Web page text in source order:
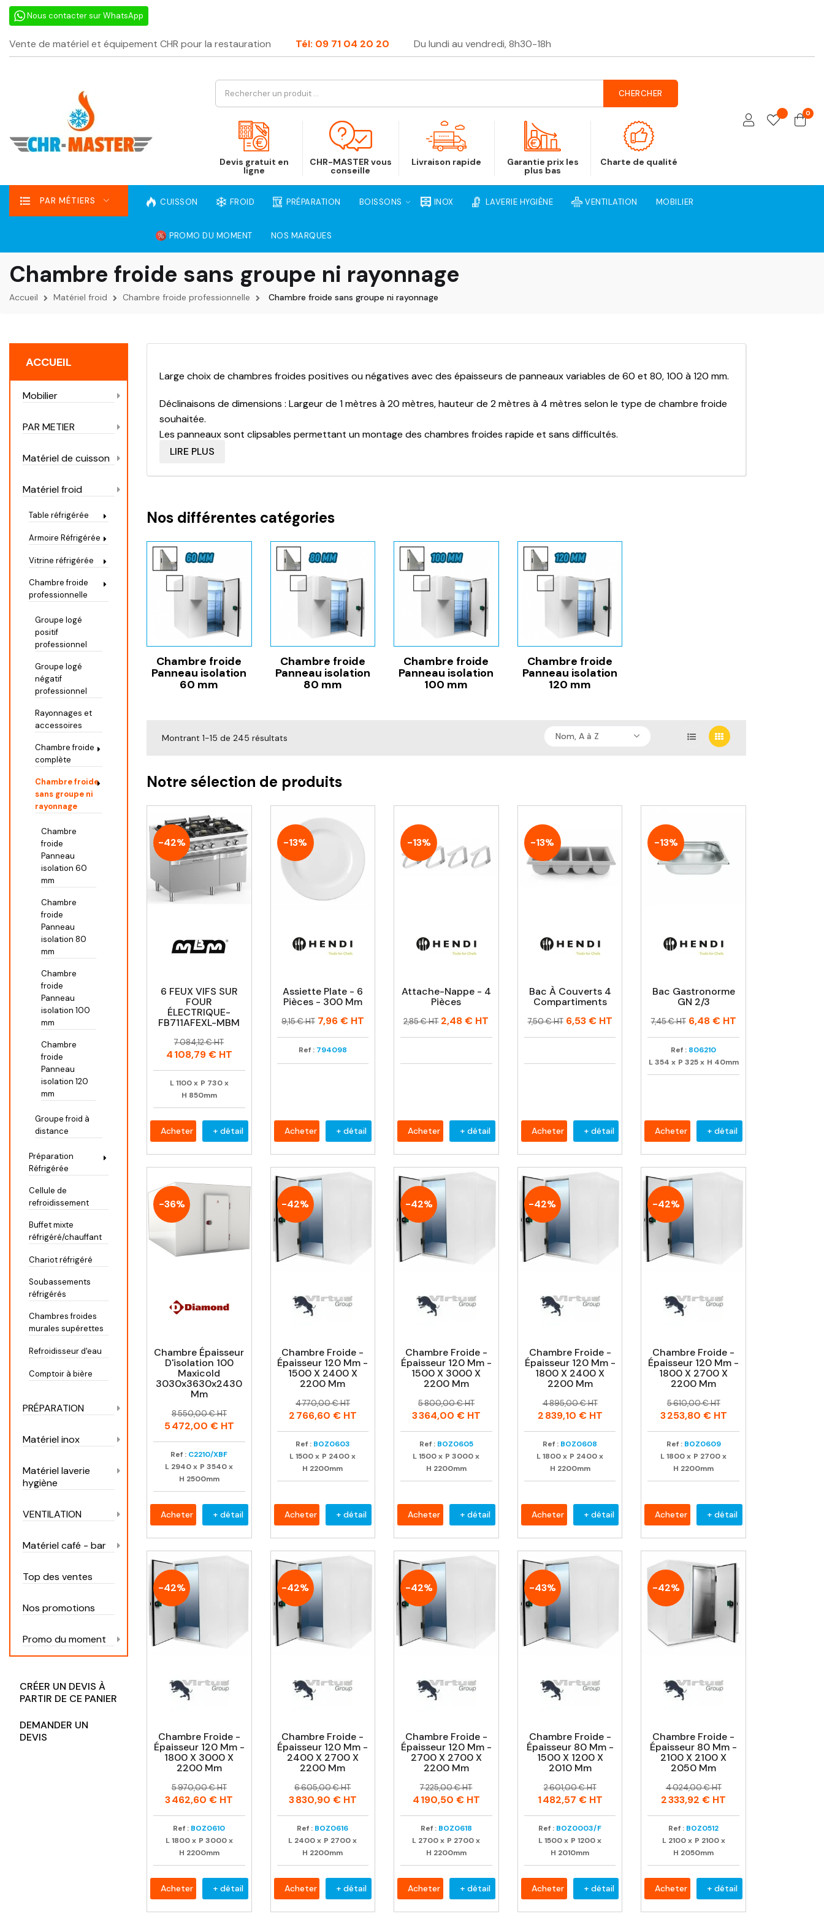
Nous contacter sur WhatsApp
Vente de matériel et équipement CHR pour la restauration Tél: 09 71 04 20 20 Du lundi au vendredi, 8h30-18h
CHERCHER
Devis gratuit en
ligne
CHR-MASTER vous
conseille
Livraison rapide Garantie prix les
plus bas
Charte de qualité
0
PAR MÉTIERS CUISSON FROID PRÉPARATION BOISSONS INOX LAVERIE HYGIÈNE VENTILATION MOBILIER
PROMO DU MOMENT NOS MARQUES
Chambre froide sans groupe ni rayonnage
Accueil Matériel froid Chambre froide professionnelle Chambre froide sans groupe ni rayonnage
ACCUEIL
Mobilier
PAR METIER
Matériel de cuisson
Matériel froid
Table réfrigérée
Armoire Réfrigérée
Vitrine réfrigérée
Chambre froide
professionnelle
Groupe logé
positif
professionnel
Groupe logé
négatif
professionnel
Rayonnages et
accessoires
Chambre froide
complète
Chambre froide
sans groupe ni
rayonnage
Chambre
froide
Panneau
isolation 60
mm
Chambre
froide
Panneau
isolation 80
mm
Chambre
froide
Panneau
isolation 100
mm
Chambre
froide
Panneau
isolation 120
mm
Groupe froid à
distance
Préparation
Réfrigérée
Cellule de
refroidissement
Buffet mixte
réfrigéré/chauffant
Chariot réfrigéré
Soubassements
réfrigérés
Chambres froides
murales supérettes
Refroidisseur d'eau
Comptoir à bière
PRÉPARATION
Matériel inox
Matériel laverie
hygiène
VENTILATION
Matériel café - bar
Top des ventes
Nos promotions
Promo du moment
CRÉER UN DEVIS À
PARTIR DE CE PANIER
DEMANDER UN
DEVIS
Large choix de chambres froides positives ou négatives avec des épaisseurs de panneaux variables de 60 et 80, 100 à 120 mm.
Déclinaisons de dimensions : Largeur de 1 mètres à 20 mètres, hauteur de 2 mètres à 4 mètres selon le type de chambre froide
souhaitée.
Les panneaux sont clipsables permettant un montage des chambres froides rapide et sans difficultés.
Matériels professionnels très robustes.
Plusieurs accessoires de disponibles : groupes froids, rayonnages, rideaux , luminaires, portes coulissantes ou battantes de 700
LIRE PLUS
Nos différentes catégories
Chambre froide
Panneau isolation
60 mm
Chambre froide
Panneau isolation
80 mm
Chambre froide
Panneau isolation
100 mm
Chambre froide
Panneau isolation
120 mm
Montrant 1-15 de 245 résultats Nom, A à Z
Notre sélection de produits
-42%
6 FEUX VIFS SUR
FOUR
ÉLECTRIQUE-
FB711AFEXL-MBM
Prix
Prix
habituel
7 084,12 € HT
4 108,79 €HT
L 1100 x P 730 x
H 850mm
Acheter + détail
-13%
Assiette Plate - 6
Pièces - 300 Mm
Prix
Prix
9,15 € HT 7,96 €HT
Ref : 794098
Acheter + détail
-13%
Attache-Nappe - 4
Pièces
Prix
Prix
2,85 € HT 2,48 € HT
Acheter + détail
-13%
Bac À Couverts 4
Compartiments
Prix
Prix
7,50 € HT 6,53 €HT
Acheter + détail
-13%
Bac Gastronorme
GN 2/3
Prix
Prix
7,45 € HT 6,48 €HT
Ref : 806210
L 354 x P 325 x H 40mm
Acheter + détail
-36%
Chambre Épaisseur
D'isolation 100
Maxicold
3030x3630x2430
Mm
Prix
Prix
habituel
8 550,00 € HT
5 472,00 €HT
Ref : C2210/XBF
L 2940 x P 3540 x
H 2500mm
Acheter + détail
-42%
Chambre Froide -
Épaisseur 120 Mm -
1500 X 2400 X
2200 Mm
Prix
Prix
habituel
4 770,00 € HT
2 766,60 €HT
Ref : BOZ0603
L 1500 x P 2400 x
H 2200mm
Acheter + détail
-42%
Chambre Froide -
Épaisseur 120 Mm -
1500 X 3000 X
2200 Mm
Prix
Prix
habituel
5 800,00 € HT
3 364,00 €HT
Ref : BOZ0605
L 1500 x P 3000 x
H 2200mm
Acheter + détail
-42%
Chambre Froide -
Épaisseur 120 Mm -
1800 X 2400 X
2200 Mm
Prix
Prix
habituel
4 895,00 € HT
2 839,10 €HT
Ref : BOZ0608
L1800x P 2400x
H 2200mm
Acheter + détail
-42%
Chambre Froide -
Épaisseur 120 Mm -
1800 X 2700 X
2200 Mm
Prix
Prix
habituel
5 610,00 € HT
3 253,80 €HT
Ref : BOZ0609
L1800x P 2700x
H 2200mm
Acheter + détail
-42%
Chambre Froide -
Épaisseur 120 Mm -
1800 X 3000 X
2200 Mm
Prix
Prix
habituel
5 970,00 € HT
3 462,60 € HT
Ref : BOZ0610
L 1800 x P 3000 x
H 2200mm
Acheter + détail
-42%
Chambre Froide -
Épaisseur 120 Mm -
2400 X 2700 X
2200 Mm
Prix
Prix
habituel
6 605,00 € HT
3 830,90 €HT
Ref : BOZ0616
L 2400 x P 2700 x
H 2200mm
Acheter + détail
-42%
Chambre Froide -
Épaisseur 120 Mm -
2700 X 2700 X
2200 Mm
Prix
Prix
habituel
7 225,00 € HT
4 190,50 €HT
Ref : BOZ0618
L 2700 x P 2700 x
H 2200mm
Acheter + détail
-43%
Chambre Froide -
Épaisseur 80 Mm -
1500 X 1200 X
2010 Mm
Prix
Prix
habituel
2 601,00 € HT
1 482,57 €HT
Ref : BOZ0003/F
L1500x P 1200x
H 2010mm
Acheter + détail
-42%
Chambre Froide -
Épaisseur 80 Mm -
2100 X 2100 X
2050 Mm
Prix
Prix
habituel
4 024,00 € HT
2 333,92 € HT
Ref : BOZ0512
L 2100 x P 2100 x
H 2050mm
Acheter + détail